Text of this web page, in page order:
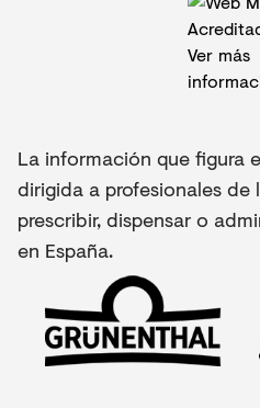
La información que figura
dirigida a profesionales
prescribir, dispensar o
en España.